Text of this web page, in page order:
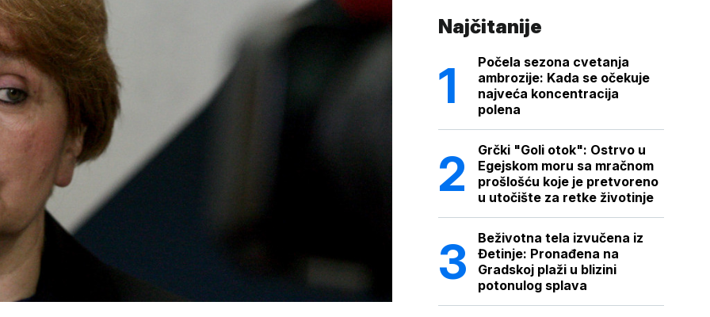
Najčitanije
Počela sezona cvetanja
ambrozije: Kada se očekuje
najveća koncentracija
polena
Grčki "Goli otok": Ostrvo u
Egejskom moru sa mračnom
prošlošću koje je pretvoreno
u utočište za retke životinje
Beživotna tela izvučena iz
Đetinje: Pronađena na
Gradskoj plaži u blizini
potonulog splava